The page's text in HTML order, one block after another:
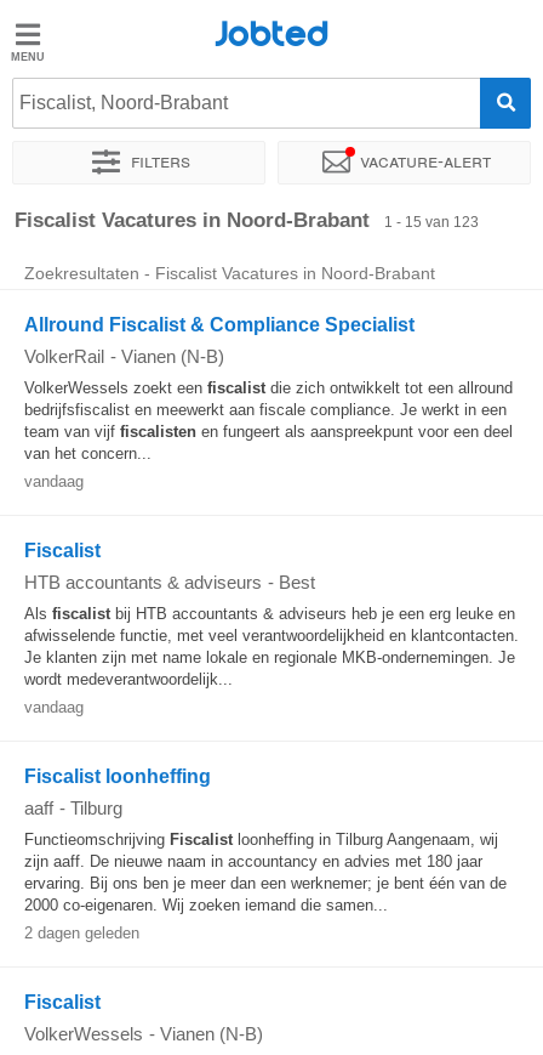
Jobted
Vacatures
Salarissen
Jobted
Fiscalist, Noord-Brabant
Filters Vacature-alert
Sorteer op Bedrijf Uitzendbureau Soort dienstverband
Fiscalist Vacatures in Noord-Brabant 1 - 15 van 123
Zoekresultaten - Fiscalist Vacatures in Noord-Brabant
Allround Fiscalist & Compliance Specialist
VolkerRail - Vianen (N-B)
VolkerWessels zoekt een fiscalistdie zich ontwikkelt tot een allround
bedrijfsfiscalist en meewerkt aan fiscale compliance. Je werkt in een
team van vijf fiscalisten en fungeert als aanspreekpunt voor een deel
van het concern...
vandaag
Fiscalist
HTB accountants & adviseurs - Best
Als fiscalistbij HTB accountants & adviseurs heb je een erg leuke en
afwisselende functie, met veel verantwoordelijkheid en klantcontacten.
Je klanten zijn met name lokale en regionale MKB-ondernemingen. Je
wordt medeverantwoordelijk...
vandaag
Fiscalist loonheffing
aaff - Tilburg
Functieomschrijving Fiscalistloonheffing in Tilburg Aangenaam, wij
zijn aaff. De nieuwe naam in accountancy en advies met 180 jaar
ervaring. Bij ons ben je meer dan een werknemer; je bent één van de
2000 co-eigenaren. Wij zoeken iemand die samen...
2 dagen geleden
Fiscalist
VolkerWessels - Vianen (N-B)